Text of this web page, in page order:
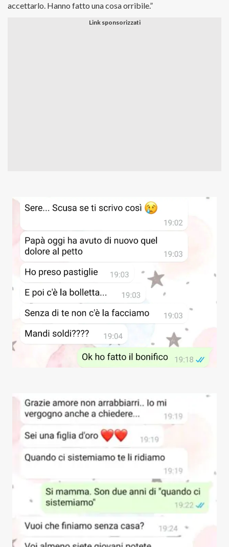
accettarlo. Hanno fatto una cosa orribile.”